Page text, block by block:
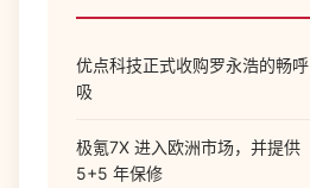
优点科技正式收购罗永浩的畅呼
吸
极氪7X 进入欧洲市场，并提供
5+5 年保修